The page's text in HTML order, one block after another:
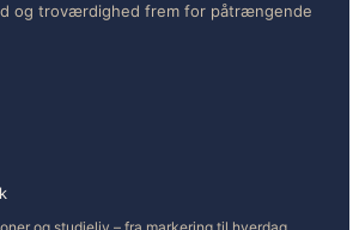
og troværdighed frem for påtrængende